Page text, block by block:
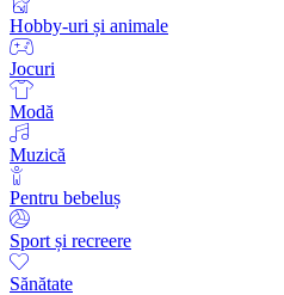
Hobby-uri și animale
Jocuri
Modă
Muzică
Pentru bebeluș
Sport și recreere
Sănătate